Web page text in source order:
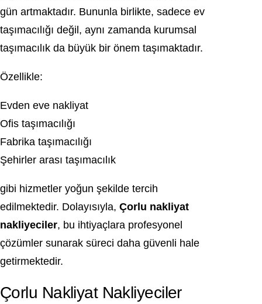
gün artmaktadır. Bununla birlikte, sadece ev
taşımacılığı değil, aynı zamanda kurumsal
taşımacılık da büyük bir önem taşımaktadır.
Özellikle:
Evden eve nakliyat
Ofis taşımacılığı
Fabrika taşımacılığı
Şehirler arası taşımacılık
gibi hizmetler yoğun şekilde tercih
edilmektedir. Dolayısıyla, Çorlu nakliyat
nakliyeciler, bu ihtiyaçlara profesyonel
çözümler sunarak süreci daha güvenli hale
getirmektedir.
Çorlu Nakliyat Nakliyeciler